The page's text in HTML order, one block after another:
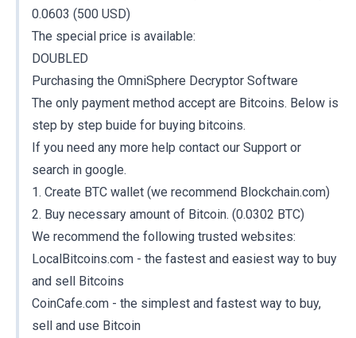
0.0603 (500 USD)
The special price is available:
DOUBLED
Purchasing the OmniSphere Decryptor Software
The only payment method accept are Bitcoins. Below is
step by step buide for buying bitcoins.
If you need any more help contact our Support or
search in google.
1. Create BTC wallet (we recommend Blockchain.com)
2. Buy necessary amount of Bitcoin. (0.0302 BTC)
We recommend the following trusted websites:
LocalBitcoins.com - the fastest and easiest way to buy
and sell Bitcoins
CoinCafe.com - the simplest and fastest way to buy,
sell and use Bitcoin